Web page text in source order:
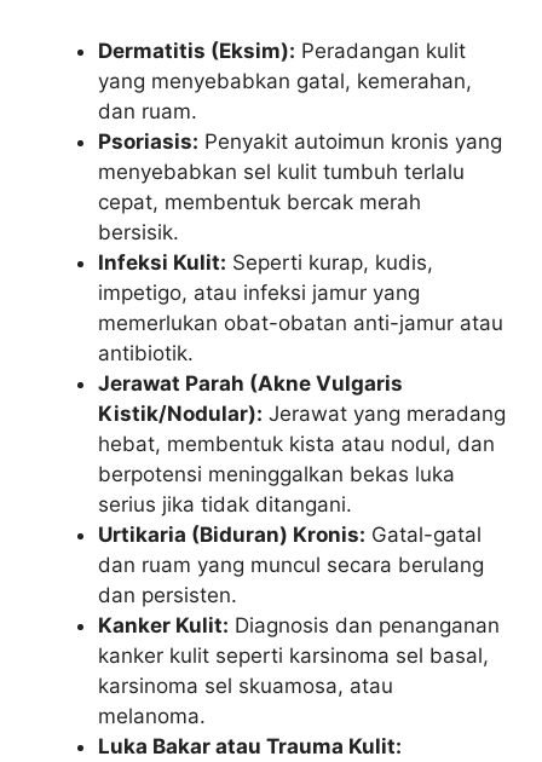
Dermatitis (Eksim): Peradangan kulit
yang menyebabkan gatal, kemerahan,
dan ruam.
Psoriasis: Penyakit autoimun kronis yang
menyebabkan sel kulit tumbuh terlalu
cepat, membentuk bercak merah
bersisik.
Infeksi Kulit: Seperti kurap, kudis,
impetigo, atau infeksi jamur yang
memerlukan obat-obatan anti-jamur atau
antibiotik.
Jerawat Parah (Akne Vulgaris
Kistik/Nodular): Jerawat yang meradang
hebat, membentuk kista atau nodul, dan
berpotensi meninggalkan bekas luka
serius jika tidak ditangani.
Urtikaria (Biduran) Kronis: Gatal-gatal
dan ruam yang muncul secara berulang
dan persisten.
Kanker Kulit: Diagnosis dan penanganan
kanker kulit seperti karsinoma sel basal,
karsinoma sel skuamosa, atau
melanoma.
Luka Bakar atau Trauma Kulit: